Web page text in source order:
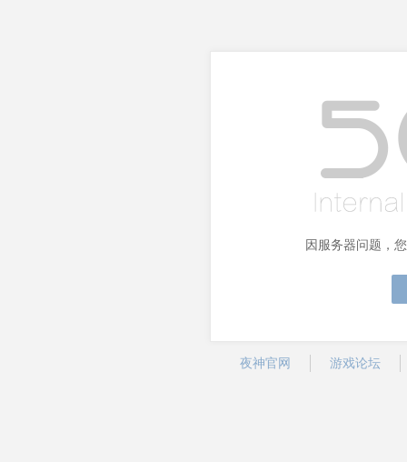
因服务器问题，
夜神官网 游戏论坛